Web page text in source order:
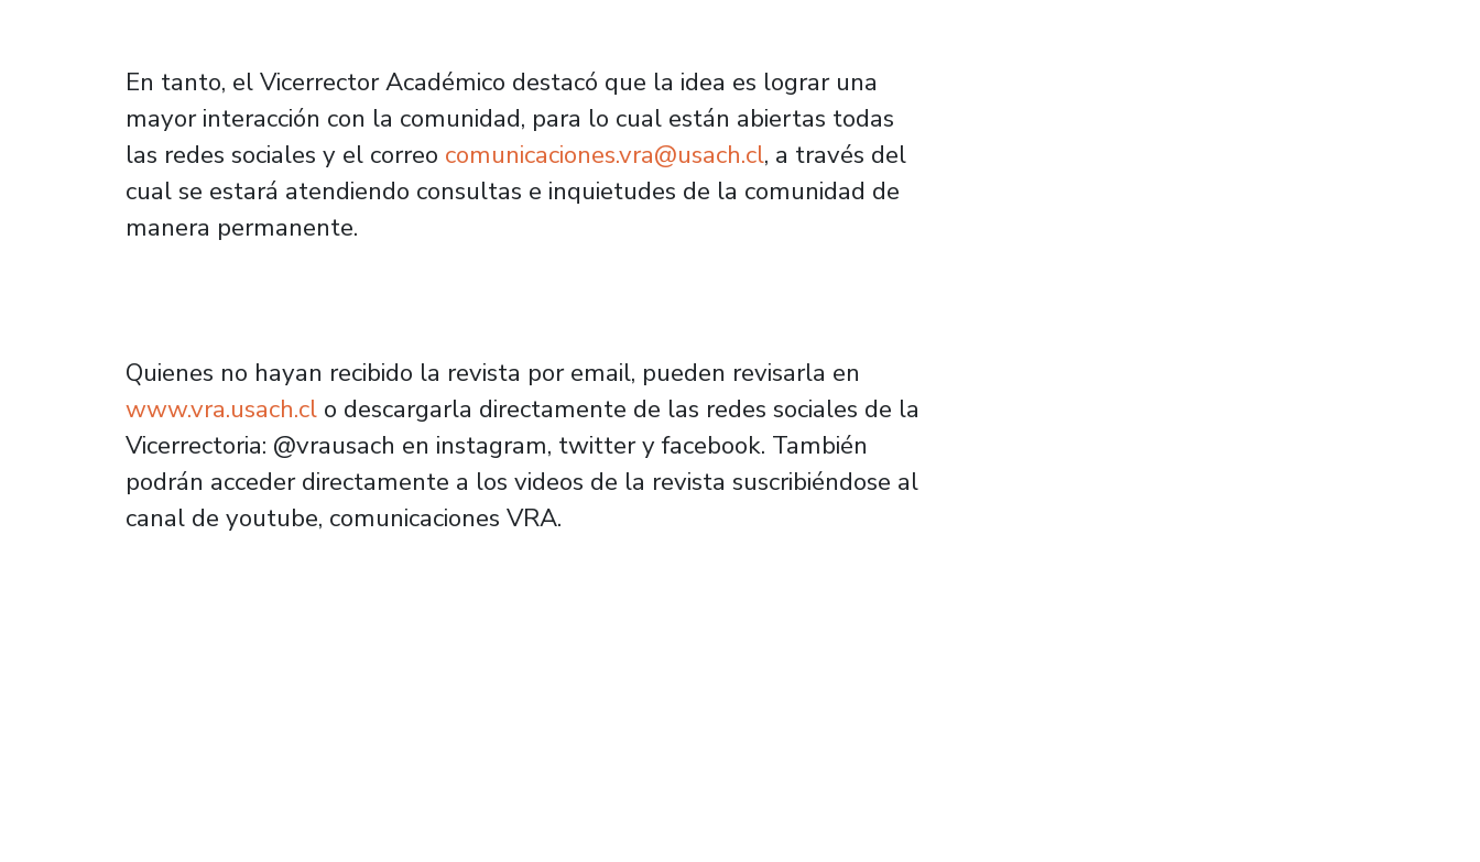
En tanto, el Vicerrector Académico destacó que la idea es lograr una
mayor interacción con la comunidad, para lo cual están abiertas todas
las redes sociales y el correo comunicaciones.vra@usach.cl, a través del
cual se estará atendiendo consultas e inquietudes de la comunidad de
manera permanente.
Quienes no hayan recibido la revista por email, pueden revisarla en
www.vra.usach.cl o descargarla directamente de las redes sociales de la
Vicerrectoria: @vrausach en instagram, twitter y facebook. También
podrán acceder directamente a los videos de la revista suscribiéndose al
canal de youtube, comunicaciones VRA.